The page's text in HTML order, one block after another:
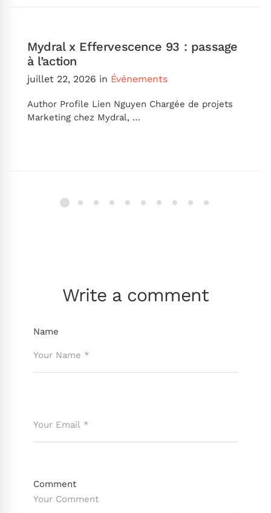
Mydral x Effervescence 93 : passage
à l’action
juillet 22, 2026 in Événements
Author Profile Lien Nguyen Chargée de projets
Marketing chez Mydral, …
Write a comment
Name
Comment